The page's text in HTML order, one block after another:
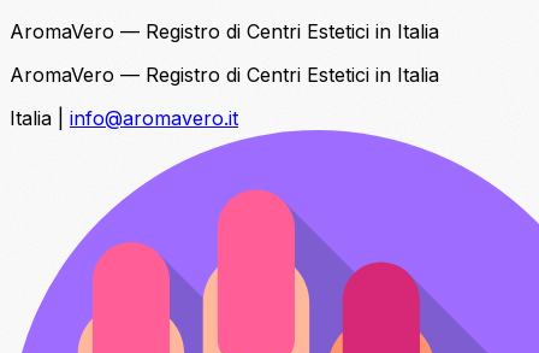
AromaVero — Registro di Centri Estetici in Italia
AromaVero — Registro di Centri Estetici in Italia
Italia
info@aromavero.it